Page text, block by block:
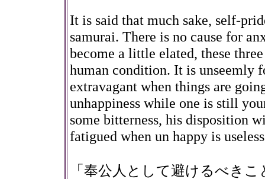
It is said that much sake, self-
samurai. There is no cause for
become a little elated, these
human condition. It is unseemly
extravagant when things are
unhappiness while one is still
some bitterness, his disposition
fatigued when un happy is
「奉公人として避けるべき